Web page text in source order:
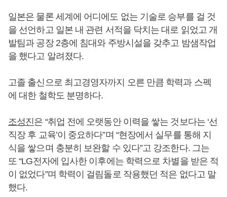
일본은 물론 세계에 어디에도 없는 기술로 승부를 걸 것
을 선언하고 일본 내 관련 서적을 닥치는 대로 읽었고 개
발팀과 공장 2층에 침대와 주방시설을 갖추고 밤샘작업
을 했다고 알려졌다.
고졸 출신으로 최고경영자까지 오른 만큼 학력과 스펙
에 대한 철학도 분명하다.
조성진은 “취업 전에 오랫동안 이력을 쌓는 것보다는 ‘선
직장 후 교육’이 중요하다”며 “현장에서 실무를 통해 지
식을 쌓으며 충분히 보완할 수 있다”고 강조한다. 그는
또 “LG전자에 입사한 이후에는 학력으로 차별을 받은 적
이 없었다”며 학력이 걸림돌로 작용했던 적은 없다고 말
했다.